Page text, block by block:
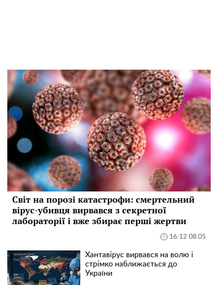
Світ на порозі катастрофи: смертельний
вірус-убивця вирвався з секретної
лабораторії і вже збирає перші жертви
16:12 08.05
Хантавірус вирвався на волю і
стрімко наближається до
України